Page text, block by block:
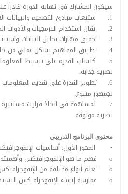
سيكون المشارك في نهاية الدورة قادراً
1.
استيعاب مبادئ التصميم والبيانات
2.
إتقان استخدام البرمجيات والأدوات
3.
تحقيق مهارات تحليل البيانات
4.
تطبيق المفاهيم بشكل عملي من
5.
اكتساب القدرة على تبسيط
بصرية جذابة.
6.
تطوير القدرة على تقديم
لجمهور متنوع.
7.
المساهمة في اتخاذ قرارات
بصرية موثوقة
محتوى البرنامج التدريبي
•
المحور الأول: أساسيات
o
فهم ما هو الإنفوجرافيكس وأهميته
o
تعلم أنواع مختلفة من
o
ممارسة إنشاء الإنفوجرافيكس